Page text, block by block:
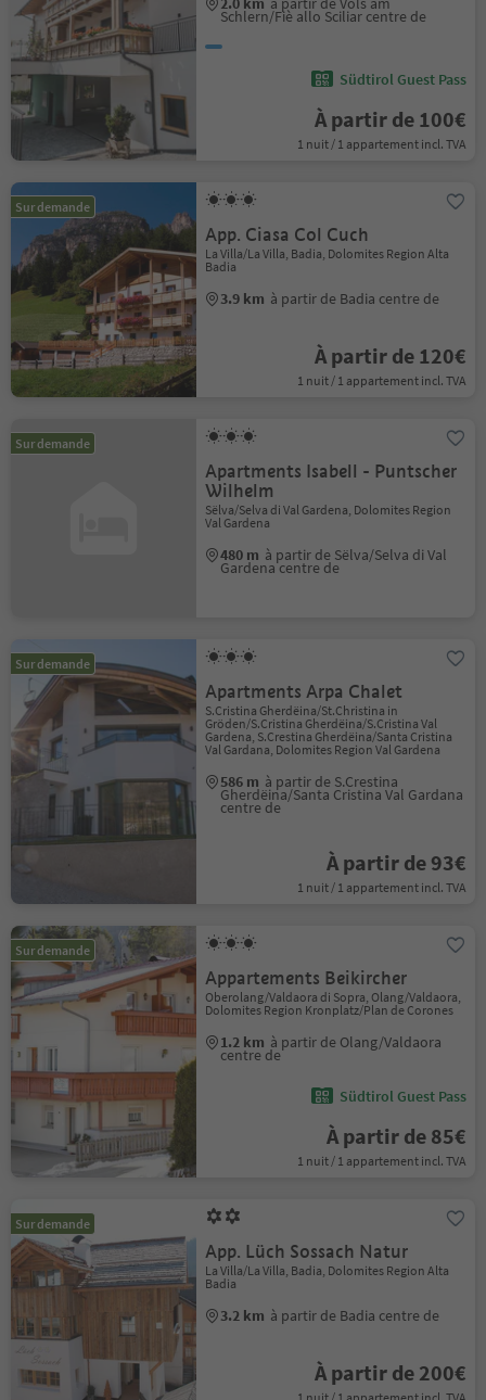
Schlern/Fiè allo Sciliar centre de
Südtirol Guest Pass
À partir de 100€
1 nuit / 1 appartement incl. TVA
Sur demande
App. Ciasa Col Cuch
La Villa/La Villa, Badia, Dolomites Region Alta
Badia
3.9 km à partir de Badia centre de
À partir de 120€
1 nuit / 1 appartement incl. TVA
Sur demande
Apartments Isabell - Puntscher
Wilhelm
Sëlva/Selva di Val Gardena, Dolomites Region
Val Gardena
480 m à partir de Sëlva/Selva di Val
Gardena centre de
Sur demande
Apartments Arpa Chalet
S.Cristina Gherdëina/St.Christina in
Gröden/S.Cristina Gherdëina/S.Cristina Val
Gardena, S.Crestina Gherdëina/Santa Cristina
Val Gardana, Dolomites Region Val Gardena
586 m à partir de S.Crestina
Gherdëina/Santa Cristina Val Gardana
centre de
À partir de 93€
1 nuit / 1 appartement incl. TVA
Sur demande
Appartements Beikircher
Oberolang/Valdaora di Sopra, Olang/Valdaora,
Dolomites Region Kronplatz/Plan de Corones
1.2 km à partir de Olang/Valdaora
centre de
Südtirol Guest Pass
À partir de 85€
1 nuit / 1 appartement incl. TVA
Sur demande
App. Lüch Sossach Natur
La Villa/La Villa, Badia, Dolomites Region Alta
Badia
3.2 km à partir de Badia centre de
À partir de 200€